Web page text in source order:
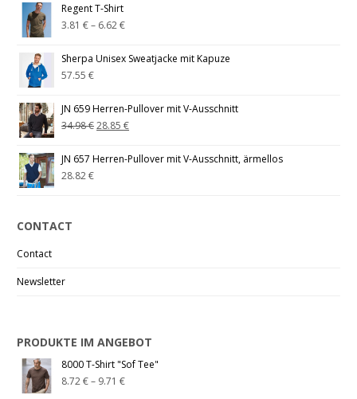
Regent T-Shirt
3.81€– 6.62€
Sherpa Unisex Sweatjacke mit Kapuze
57.55€
JN 659 Herren-Pullover mit V-Ausschnitt
34.98€28.85€
JN 657 Herren-Pullover mit V-Ausschnitt, ärmellos
28.82€
CONTACT
Contact
Newsletter
PRODUKTE IM ANGEBOT
8000 T-Shirt "Sof Tee"
8.72€– 9.71€